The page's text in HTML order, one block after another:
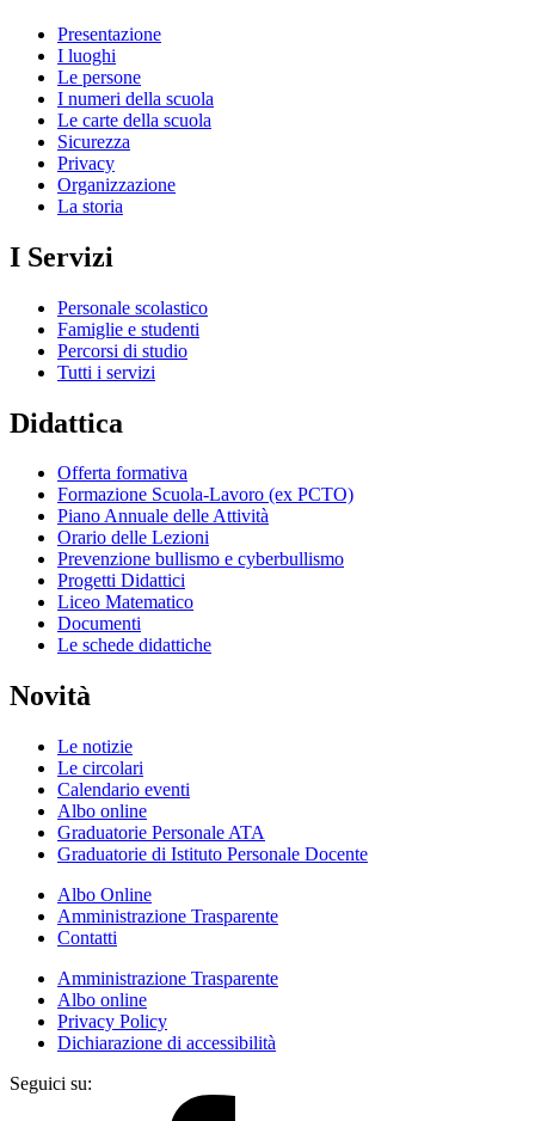
Presentazione
I luoghi
Le persone
I numeri della scuola
Le carte della scuola
Sicurezza
Privacy
Organizzazione
La storia
I Servizi
Personale scolastico
Famiglie e studenti
Percorsi di studio
Tutti i servizi
Didattica
Offerta formativa
Formazione Scuola-Lavoro (ex PCTO)
Piano Annuale delle Attività
Orario delle Lezioni
Prevenzione bullismo e cyberbullismo
Progetti Didattici
Liceo Matematico
Documenti
Le schede didattiche
Novità
Le notizie
Le circolari
Calendario eventi
Albo online
Graduatorie Personale ATA
Graduatorie di Istituto Personale Docente
Albo Online
Amministrazione Trasparente
Contatti
Amministrazione Trasparente
Albo online
Privacy Policy
Dichiarazione di accessibilità
Seguici su: